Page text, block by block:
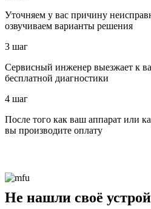
Уточняем у вас причину
озвучиваем варианты решения
3 шаг
Сервисный инженер выезжает к
бесплатной диагностики
4 шаг
После того как ваш аппарат или
вы производите оплату
Не нашли своё